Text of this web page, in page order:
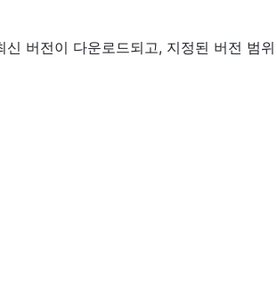
버전이 다운로드되고, 지정된 버전 범위